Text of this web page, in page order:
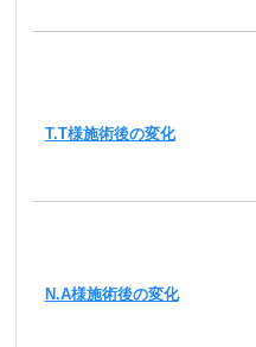
T.T様施術後の変化
N.A様施術後の変化